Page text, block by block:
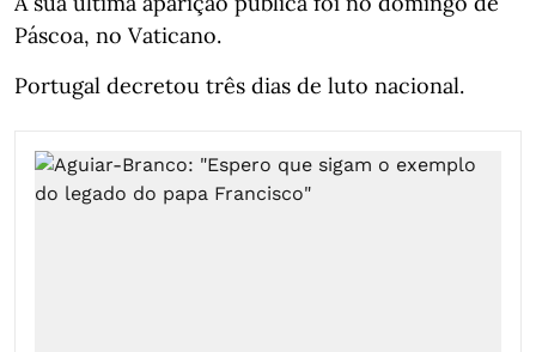
Páscoa, no Vaticano.
Portugal decretou três dias de luto nacional.